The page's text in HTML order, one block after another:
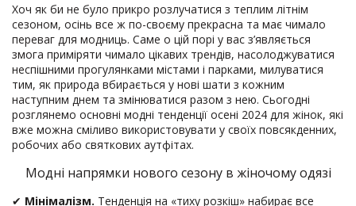
Хоч як би не було прикро розлучатися з теплим літнім
сезоном, осінь все ж по-своєму прекрасна та має чимало
переваг для модниць. Саме о цій порі у вас з’являється
змога приміряти чимало цікавих трендів, насолоджуватися
неспішними прогулянками містами і парками, милуватися
тим, як природа вбирається у нові шати з кожним
наступним днем та змінюватися разом з нею. Сьогодні
розглянемо основні модні тенденції осені 2024 для жінок, які
вже можна сміливо використовувати у своїх повсякденних,
робочих або святкових аутфітах.
Модні напрямки нового сезону в жіночому одязі
✔ Мінімалізм. Тенденція на «тиху розкіш» набирає все